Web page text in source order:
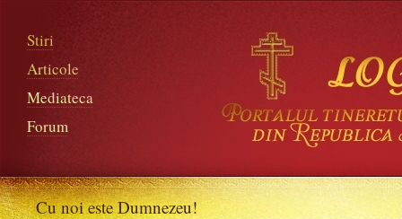
Stiri
Articole
Mediateca
Forum
Cu noi este Dumnezeu!